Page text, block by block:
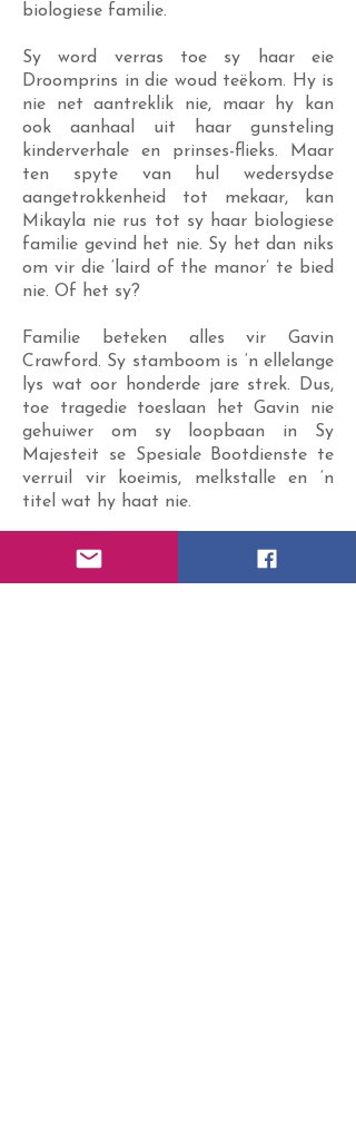
biologiese familie.
Sy word verras toe sy haar eie
Droomprins in die woud teëkom. Hy is
nie net aantreklik nie, maar hy kan
ook aanhaal uit haar gunsteling
kinderverhale en prinses-flieks. Maar
ten spyte van hul wedersydse
aangetrokkenheid tot mekaar, kan
Mikayla nie rus tot sy haar biologiese
familie gevind het nie. Sy het dan niks
om vir die ‘laird of the manor’ te bied
nie. Of het sy?
Familie beteken alles vir Gavin
Crawford. Sy stamboom is ‘n ellelange
lys wat oor honderde jare strek. Dus,
toe tragedie toeslaan het Gavin nie
gehuiwer om sy loopbaan in Sy
Majesteit se Spesiale Bootdienste te
verruil vir koeimis, melkstalle en ‘n
titel wat hy haat nie.
Daar is egter ‘n klein probleempie.
Kayla herinner hom aan iemand